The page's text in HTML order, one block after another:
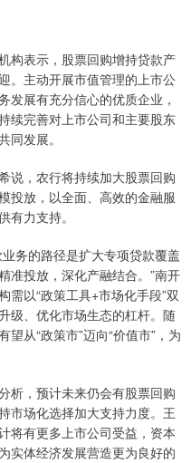
表示，股票回购增持贷款产
。主动开展市值管理的上市公
发展有充分信心的优质企业，
续完善对上市公司和主要股东
同发展。
，农行将持续加大股票回购
投放，以全面、高效的金融服
有力支持。
务的路径是扩大专项贷款覆盖
准投放，深化产融结合。”南开
需以“政策工具+市场化手段”双
级、优化市场生态的杠杆。随
从“政策市”迈向“价值市”，为
，预计未来仍会有股票回购
市场化选择加大支持力度。王
将有更多上市公司受益，资本
实体经济发展营造更为良好的